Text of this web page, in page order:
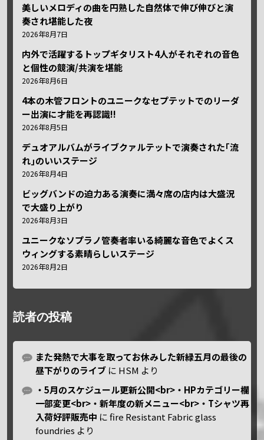
美しいメロディの曲を円熟した自然体で伸び伸びと演
奏され堪能した夜
2026年8月7日
内外で活躍するトップギタリスト4人がそれぞれの音色
と個性の競演/共演を堪能
2026年8月6日
4本の木管フロントのユニークなセプテットでのリーダ
ー出演に才能を再認識!!
2026年8月5日
デュオアルバムがライブクァルテットで演奏された｢流
れ｣のいいステージ
2026年8月4日
ビッグバンドの迫力ある演奏に満々席の店内は大盛況
で大盛り上がり
2026年8月3日
ユニークなソプラノ管奏者率いる綺麗な音色でよくス
ウィングする素晴らしいステージ
2026年8月2日
読者の投稿
また発熱で大事を取ってお休みした新緑五月の最後の
昼下がりのライブ に HSM より
・5月のスケジュール更新公開<br>・HPカテゴリー欄
一部変更<br>・新年度の新メニュー<br>・Tシャツ再
入荷好評販売中 にfire Resistant Fabric glass
foundries より